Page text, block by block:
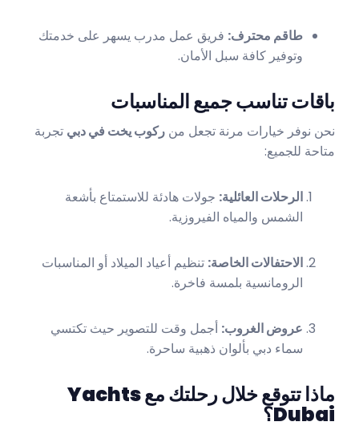
طاقم محترف: فريق عمل مدرب يسهر على خدمتك
وتوفير كافة سبل الأمان.
باقات تناسب جميع المناسبات
نحن نوفر خيارات مرنة تجعل من ركوب يخت في دبي تجربة
متاحة للجميع:
الرحلات العائلية: جولات هادئة للاستمتاع بأشعة
الشمس والمياه الفيروزية.
الاحتفالات الخاصة: تنظيم أعياد الميلاد أو المناسبات
الرومانسية بلمسة فاخرة.
عروض الغروب: أجمل وقت للتصوير حيث تكتسي
سماء دبي بألوان ذهبية ساحرة.
ماذا تتوقع خلال رحلتك مع Yachts
Dubai؟